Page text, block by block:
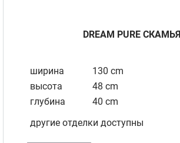
DREAM PURE СКАМЬЯ
ширина
130 cm
высота
48 cm
глубина
40 cm
другие отделки доступны